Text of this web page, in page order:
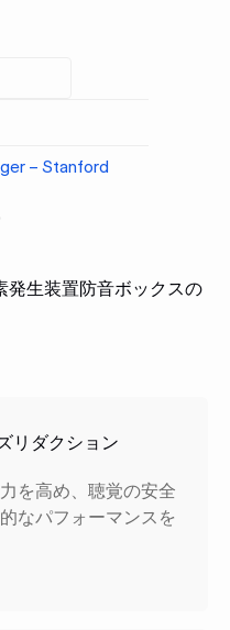
– Stanford
発生装置防音ボックスの
リダクション
を高め、聴覚の安全
なパフォーマンスを